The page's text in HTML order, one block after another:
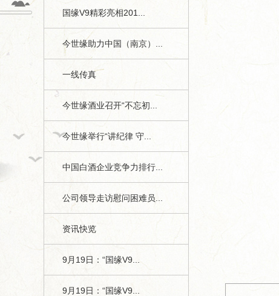
国缘V9精彩亮相201...
今世缘助力中国（南京）...
一线传真
今世缘酒业召开“不忘初...
今世缘举行“讲纪律 守...
中国白酒企业竞争力排行...
公司领导走访慰问困难员...
资讯快览
9月19日：“国缘V9...
9月19日：“国缘V9...